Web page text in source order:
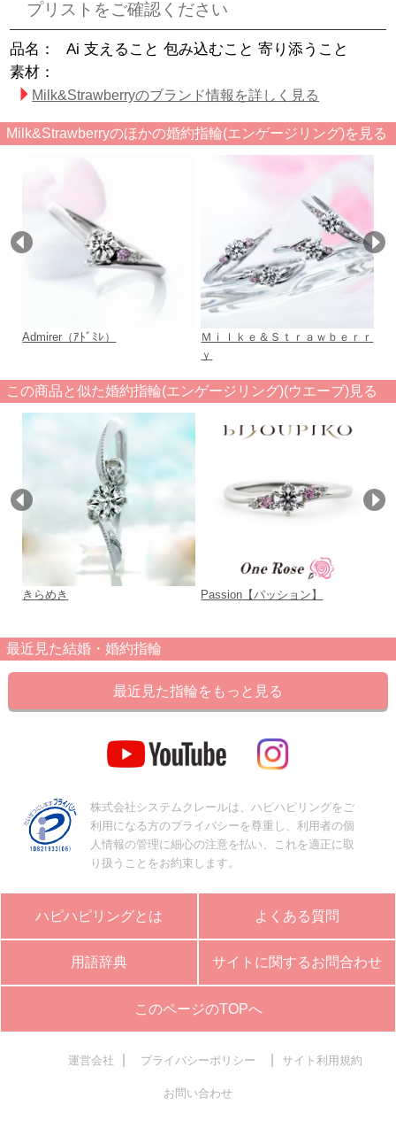
プリストをご確認ください
品名：
Ai 支えること 包み込むこと 寄り添うこと
素材：
Milk&Strawberryのブランド情報を詳しく見る
Milk&Strawberryのほかの婚約指輪(エンゲージリング)を見る
Admirer（ｱﾄﾞﾐﾚ）
Ｍｉｌｋｅ＆Ｓｔｒａｗｂｅｒｒ
ｙ
この商品と似た婚約指輪(エンゲージリング)(ウエーブ)見る
きらめき Passion【パッション】
最近見た結婚・婚約指輪
最近見た指輪をもっと見る
株式会社システムクレールは、ハピハピリングをご
利用になる方のプライバシーを尊重し、利用者の個
人情報の管理に細心の注意を払い、これを適正に取
り扱うことをお約束します。
ハピハピリングとは よくある質問
用語辞典 サイトに関するお問合わせ
このページのTOPへ
運営会社 プライバシーポリシー サイト利用規約
お問い合わせ